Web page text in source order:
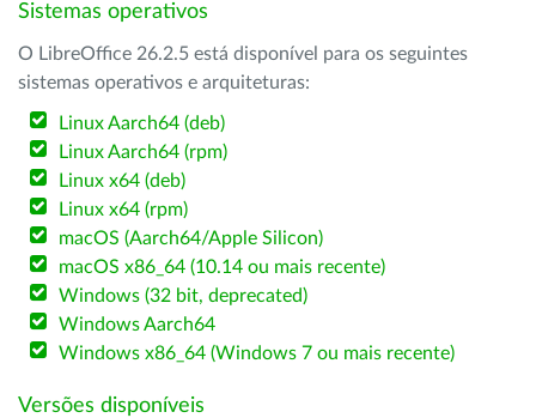
Sistemas operativos
O LibreOffice 26.2.5 está disponível para os seguintes
sistemas operativos e arquiteturas:
Linux Aarch64 (deb)
Linux Aarch64 (rpm)
Linux x64 (deb)
Linux x64 (rpm)
macOS (Aarch64/Apple Silicon)
macOS x86_64 (10.14 ou mais recente)
Windows (32 bit, deprecated)
Windows Aarch64
Windows x86_64 (Windows 7 ou mais recente)
Versões disponíveis